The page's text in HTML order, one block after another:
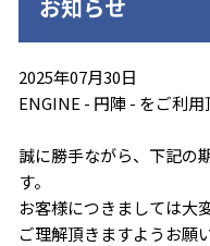
お知らせ
2025年07月30日
ENGINE - 円陣 - をご利用
誠に勝手ながら、下記の
す。
お客様につきましては大
ご理解頂きますようお願